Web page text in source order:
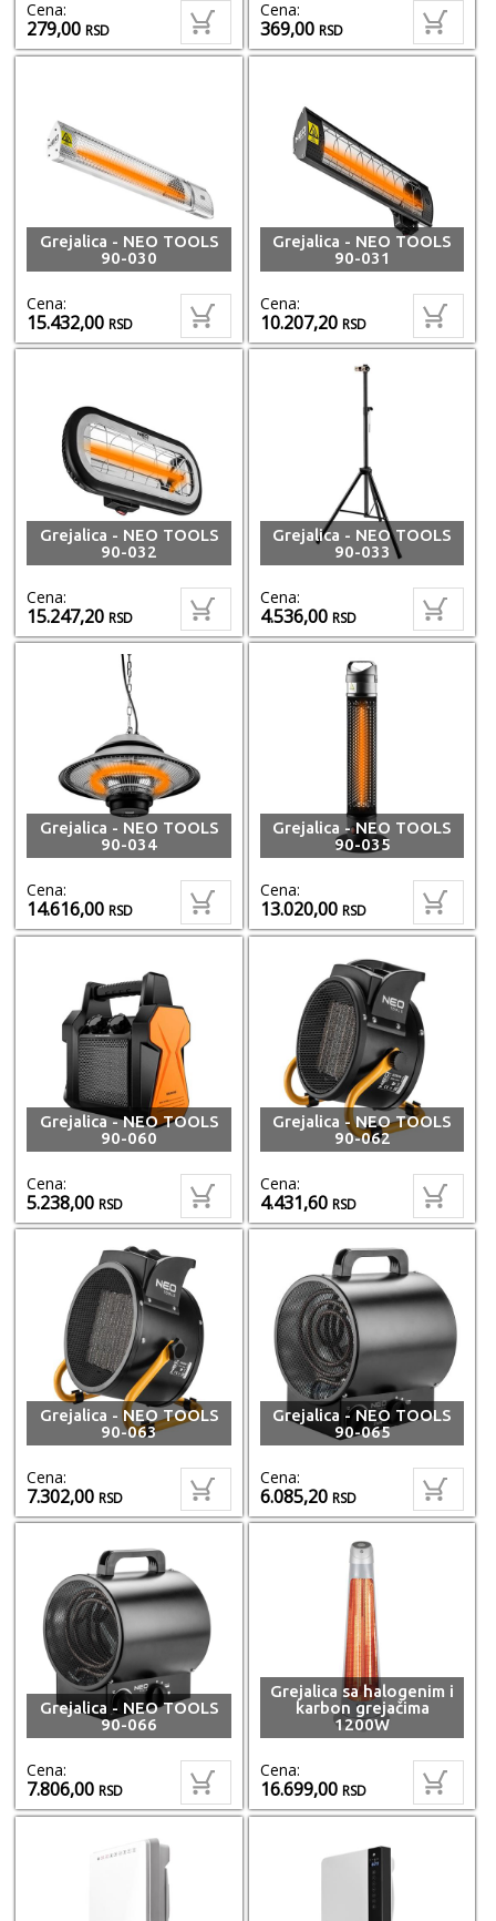
Cena:
279,00RSD
Cena:
369,00RSD
Grejalica - NEO TOOLS
90-030
Cena:
15.432,00RSD
Grejalica - NEO TOOLS
90-031
Cena:
10.207,20RSD
Grejalica - NEO TOOLS
90-032
Cena:
15.247,20RSD
Grejalica - NEO TOOLS
90-033
Cena:
4.536,00RSD
Grejalica - NEO TOOLS
90-034
Cena:
14.616,00RSD
Grejalica - NEO TOOLS
90-035
Cena:
13.020,00RSD
Grejalica - NEO TOOLS
90-060
Cena:
5.238,00RSD
Grejalica - NEO TOOLS
90-062
Cena:
4.431,60RSD
Grejalica - NEO TOOLS
90-063
Cena:
7.302,00RSD
Grejalica - NEO TOOLS
90-065
Cena:
6.085,20RSD
Grejalica - NEO TOOLS
90-066
Cena:
7.806,00RSD
Grejalica sa halogenim i
karbon grejačima
1200W
Cena:
16.699,00RSD